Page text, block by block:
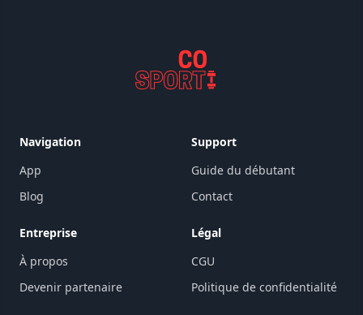
Navigation
App
Blog
Support
Guide du débutant
Contact
Entreprise
À propos
Devenir partenaire
Légal
CGU
Politique de confidentialité